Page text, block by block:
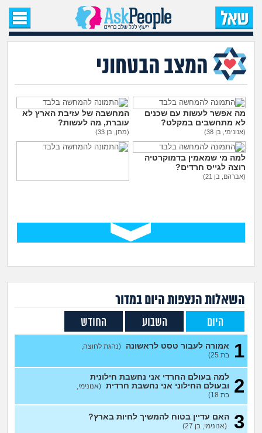
עמוד הבית
שאלות חדשות
שאלות שעוררו עניין
עצות חדשות
מדורים
זוגיות
הורות ומשפחה
מתבגרים
מהבקו"ם... ועד מתי?!
לימודים וסטודנטים
חיפוש שאלות
הרשמה
המצב הבטחוני
מה אפשר לעשות עם שכנים
לא מתחשבים במקלט?
(אנונימי, בן 38)
המחשבה של עזיבת הארץ לא
עוברת, מה לעשות?
(מתן, בן 33)
למה מי שמאמין בדמוקרטיה
רוצה לגייס חרדים?
(אברהם, בן 21)
השאלות הנצפות היוםבמדור
היום השבוע החודש
1 אמורה לעבור טסט לראשונה (נהגת לחוצה,
בת 25)
2 למה בעולם החרדי אני נחשבת חילונית
ובעולם החילוני אני נחשבת חרדית (אנונימי,
בת 18)
3 האם עדיין בטוח להמשיך לחיות בארץ?
(אנונימי, בן 27)